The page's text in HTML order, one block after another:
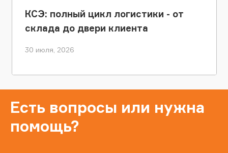
КСЭ: полный цикл логистики - от
склада до двери клиента
30 июля, 2026
Есть вопросы или нужна
помощь?